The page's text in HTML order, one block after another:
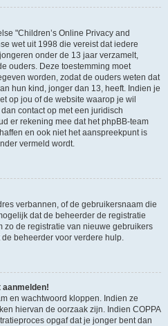
"Children’s Online Privacy and
wet uit 1998 die vereist dat iedere
onder de 13 jaar verzamelt,
ouders. Deze toestemming moet
worden, zodat de ouders weten dat
hun kind, jonger dan 13, heeft. Indien je
op jou of de website waarop je wil
contact op met een juridisch
er rekening mee dat het phpBB-team
en ook niet het aanspreekpunt is
vermeld wordt.
verbannen, of de gebruikersnaam die
dat de beheerder de registratie
de registratie van nieuwe gebruikers
beheerder voor verdere hulp.
aanmelden!
en wachtwoord kloppen. Indien ze
hiervan de oorzaak zijn. Indien COPPA
opgaf dat je jonger bent dan